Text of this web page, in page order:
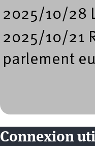
2025/10/28
2025/10/21
parlement
Connexion